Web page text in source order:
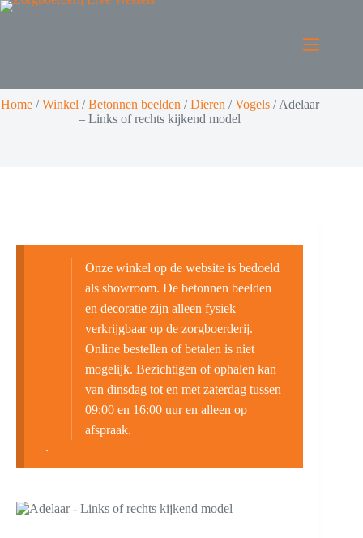
Home/Winkel /Betonnen beelden /Dieren /Vogels/Adelaar
– Links of rechts kijkend model
Onze winkel op de website is bedoeld
als showroom. De betonnen beelden
en decoratie zijn alleen fysiek
verkrijgbaar op de zorgboerderij.
Online bestellen of betalen is niet
mogelijk. Bezichtigen of ophalen kan
van dinsdag tot en met zaterdag tussen
09:00 en 16:00 uur en alleen op
afspraak.
.